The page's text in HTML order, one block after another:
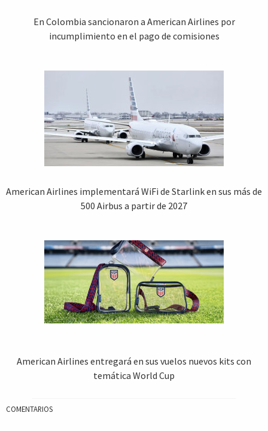
En Colombia sancionaron a American Airlines por
incumplimiento en el pago de comisiones
American Airlines implementará WiFi de Starlink en sus más de
500 Airbus a partir de 2027
American Airlines entregará en sus vuelos nuevos kits con
temática World Cup
COMENTARIOS